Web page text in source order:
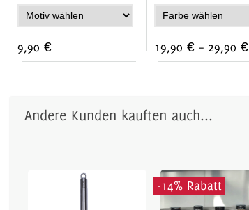
9,90 € 19,90 € – 29,90 €
Andere Kunden kauften auch...
-14% Rabatt